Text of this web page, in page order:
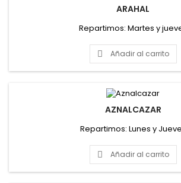
ARAHAL
Repartimos: Martes y
 Añadir al carrito
AZNALCAZAR
Repartimos: Lunes y
 Añadir al carrito